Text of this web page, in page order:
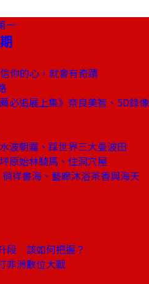
一
你的心，就會有奇蹟
必追展上集》奈良美智、5D錄像
波朝霧、踩世界三大曼波田
原始林騎馬、住洞穴屋
徉書海、藝廊沐浴茶香與海天
段 該如何把握？
非洲數位大戰